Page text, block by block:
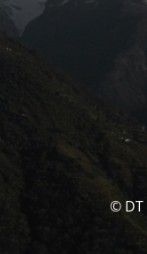
© DT